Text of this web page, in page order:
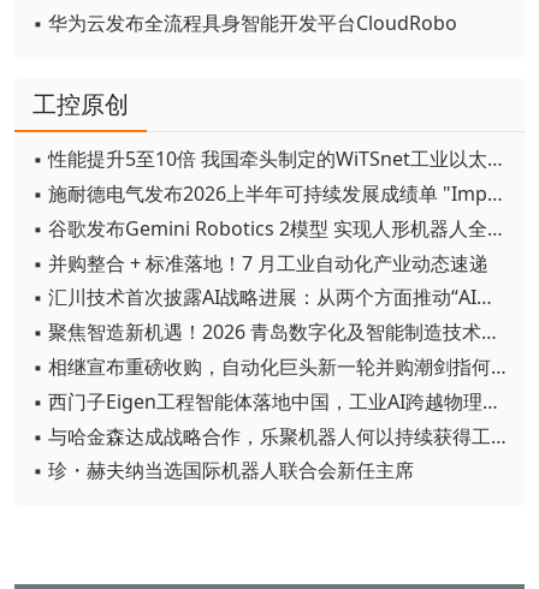
▪ 华为云发布全流程具身智能开发平台CloudRobo
工控原创
▪ 性能提升5至10倍 我国牵头制定的WiTSnet工业以太网国际标准正式发布
▪ 施耐德电气发布2026上半年可持续发展成绩单 "Impact 2030"路线图开局稳健
▪ 谷歌发布Gemini Robotics 2模型 实现人形机器人全身智能控制突破
▪ 并购整合 + 标准落地！7 月工业自动化产业动态速递
▪ 汇川技术首次披露AI战略进展：从两个方面推动“AI业务化”落地
▪ 聚焦智造新机遇！2026 青岛数字化及智能制造技术论坛圆满落幕
▪ 相继宣布重磅收购，自动化巨头新一轮并购潮剑指何方？
▪ 西门子Eigen工程智能体落地中国，工业AI跨越物理世界“确定性”拐点
▪ 与哈金森达成战略合作，乐聚机器人何以持续获得工业巨头青睐？
▪ 珍・赫夫纳当选国际机器人联合会新任主席